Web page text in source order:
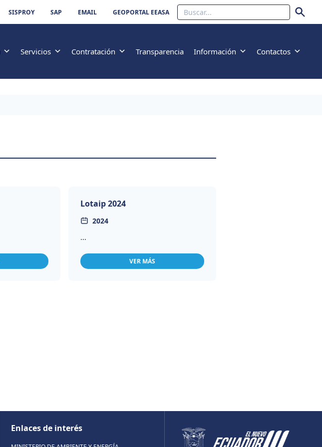
SISPROY SAP EMAIL GEOPORTAL EEASA Buscar
Servicios Contratación Transparencia Información Contactos
Lotaip 2024
2024
...
VER MÁS
Enlaces de interés